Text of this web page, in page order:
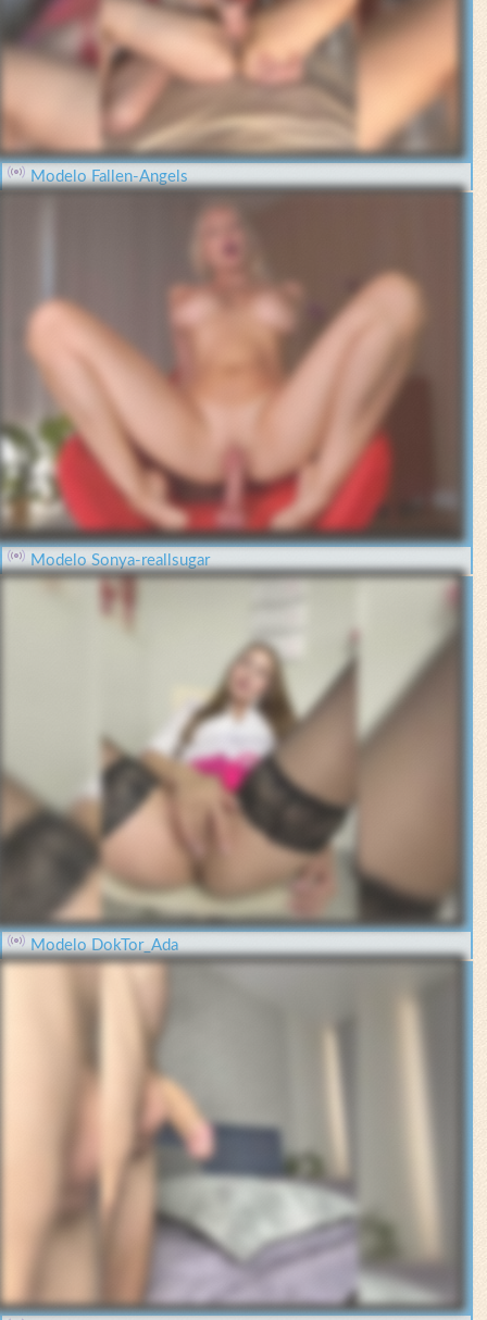
Modelo Fallen-Angels
Modelo Sonya-reallsugar
Modelo DokTor_Ada